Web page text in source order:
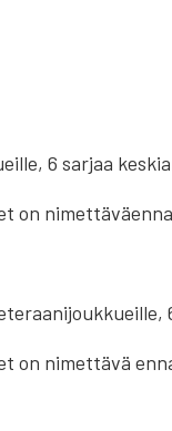
6 sarjaa
on
on nimettävä